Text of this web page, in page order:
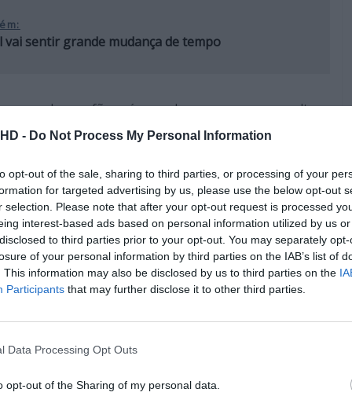
- Do Not Process My Personal Information
opt-out of the sale, sharing to third parties, or processing of your
for targeted advertising by us, please use the below opt-out
selection. Please note that after your opt-out request is processed
interest-based ads based on personal information utilized by us
to third parties prior to your opt-out. You may separately
of your personal information by third parties on the IAB’s list of
This information may also be disclosed by us to third parties on the
Participants that may further disclose it to other third parties.
Data Processing Opt Outs
opt-out of the Sharing of my personal data.
vai sentir grande mudança de tempo
agradam os fãs após uma longa espera para voltar
a Nova República recrutar Mandalorian (
no período pós-Império. E também cenas de ação que
alienígenas feitos com efeitos práticos maravilhosos
Pub